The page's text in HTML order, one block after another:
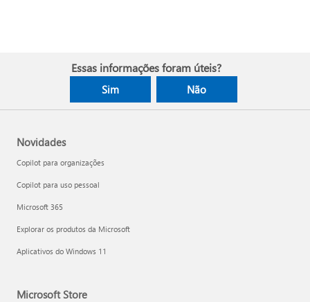
Essas informações foram úteis?
Sim Não
Novidades
Copilot para organizações
Copilot para uso pessoal
Microsoft 365
Explorar os produtos da Microsoft
Aplicativos do Windows 11
Microsoft Store